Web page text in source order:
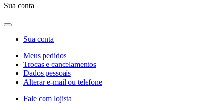
Sua conta
Sua conta
Meus pedidos
Trocas e cancelamentos
Dados pessoais
Alterar e-mail ou telefone
Fale com lojista